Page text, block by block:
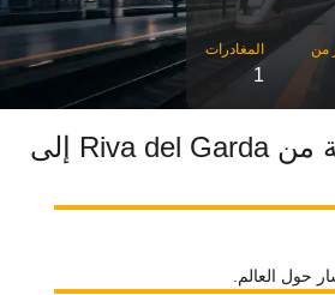
1
المسارات الشائعة من Riva del Garda إلى